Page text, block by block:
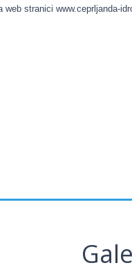
stranici www.ceprljanda-